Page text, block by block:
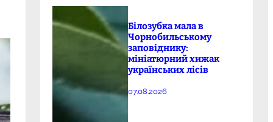
Білозубка мала в
Чорнобильському
заповіднику:
мініатюрний хижак
українських лісів
07.08.2026